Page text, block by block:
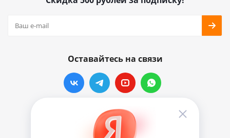
Оставайтесь на связи
Наши контакты
info@vinylmarkt.ru